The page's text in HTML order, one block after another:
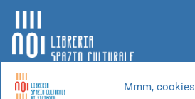
Mmm, cookies